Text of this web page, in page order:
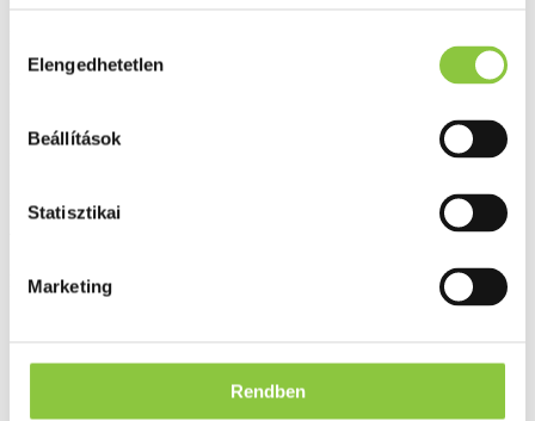
kiválasztása
Elengedhetetlen
Beállítások
Statisztikai
Marketing
Rendben
Kontraindikáció: nem ismert!
Folyamatos akciók